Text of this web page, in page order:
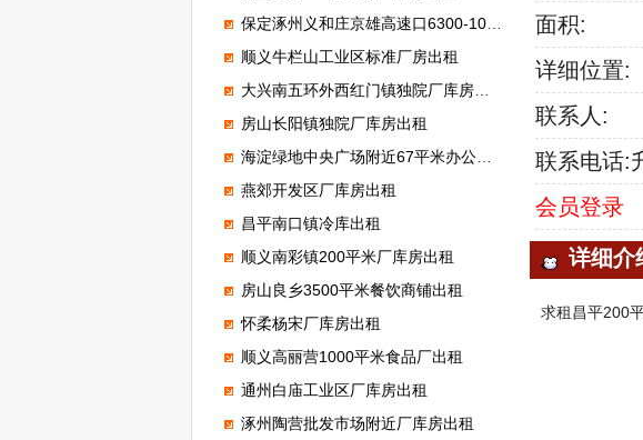
保定涿州义和庄京雄高速口6300-100000平米标准高台库出租
顺义牛栏山工业区标准厂房出租
大兴南五环外西红门镇独院厂库房出租
房山长阳镇独院厂库房出租
海淀绿地中央广场附近67平米办公室出租
燕郊开发区厂库房出租
昌平南口镇冷库出租
顺义南彩镇200平米厂库房出租
房山良乡3500平米餐饮商铺出租
怀柔杨宋厂库房出租
顺义高丽营1000平米食品厂出租
通州白庙工业区厂库房出租
涿州陶营批发市场附近厂库房出租
面积:
详细位置:
联系人:
联系电话:
会员登录
详细介
求租昌平200